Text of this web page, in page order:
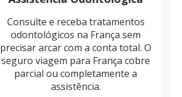
Consulte e receba tratamentos
odontológicos na França sem
precisar arcar com a conta total. O
seguro viagem para França cobre
parcial ou completamente a
assistência.